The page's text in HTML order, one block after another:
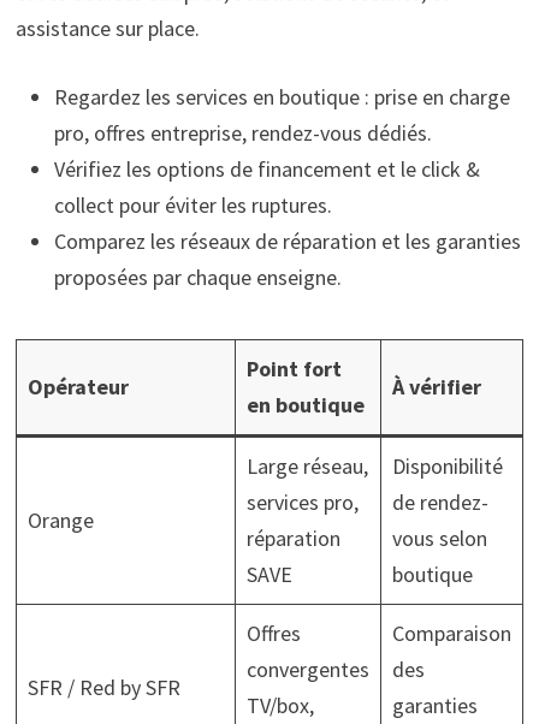
assistance sur place.
Regardez les services en boutique : prise en charge
pro, offres entreprise, rendez-vous dédiés.
Vérifiez les options de financement et le click &
collect pour éviter les ruptures.
Comparez les réseaux de réparation et les garanties
proposées par chaque enseigne.
Opérateur
Point fort
en boutique
À vérifier
Orange
Large réseau,
services pro,
réparation
SAVE
Disponibilité
de rendez-
vous selon
boutique
SFR / Red by SFR
Offres
convergentes
TV/box,
Comparaison
des
garanties